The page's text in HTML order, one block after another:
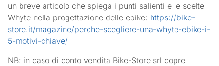
un breve articolo che spiega i punti salienti e le scelte
Whyte nella progettazione delle ebike: https://bike-
store.it/magazine/perche-scegliere-una-whyte-ebike-i-
5-motivi-chiave/
NB: in caso di conto vendita Bike-Store srl copre